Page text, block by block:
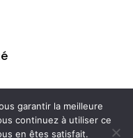
garantir la meilleure
continuez à utiliser ce
en êtes satisfait.